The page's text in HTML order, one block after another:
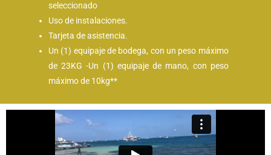
seleccionado
Uso de instalaciones.
Tarjeta de asistencia.
Un (1) equipaje de bodega, con un peso máximo
de 23KG -Un (1) equipaje de mano, con peso
máximo de 10kg**